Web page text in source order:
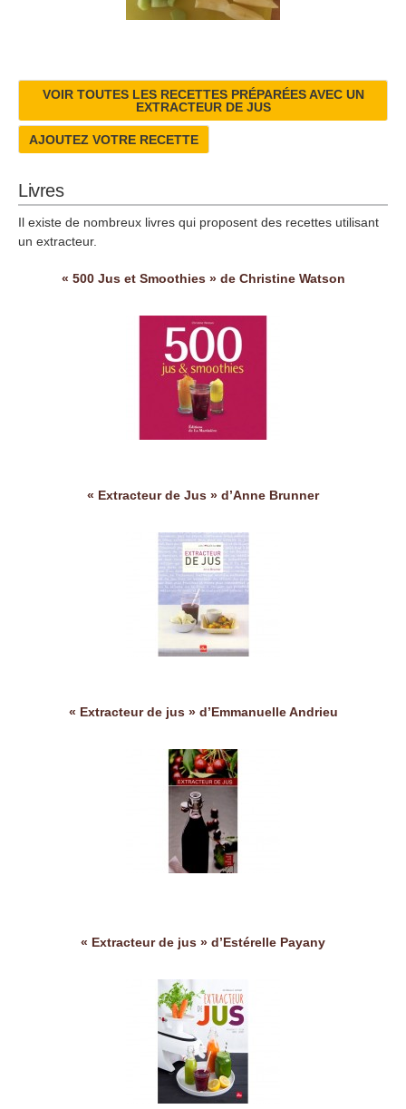
VOIR TOUTES LES RECETTES PRÉPARÉES AVEC UN
EXTRACTEUR DE JUS
AJOUTEZ VOTRE RECETTE
Livres
Il existe de nombreux livres qui proposent des recettes utilisant
un extracteur.
« 500 Jus et Smoothies » de Christine Watson
« Extracteur de Jus » d’Anne Brunner
« Extracteur de jus » d’Emmanuelle Andrieu
« Extracteur de jus » d’Estérelle Payany